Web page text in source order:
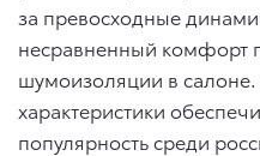
за превосходные
несравненный комфорт
шумоизоляции в
характеристики
популярность среди